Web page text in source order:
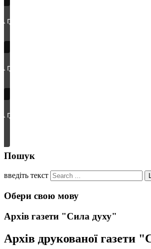
Пошук
введіть текст
Обери свою мову
Архів газети "Сила духу"
Архів друкованої газети